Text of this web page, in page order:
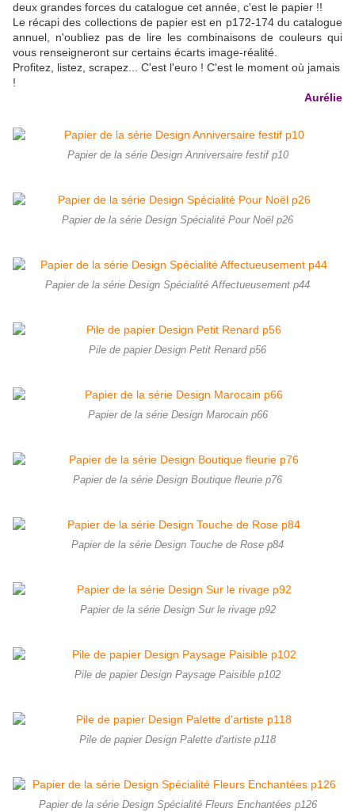
deux grandes forces du catalogue cet année, c'est le papier !!
Le récapi des collections de papier est en p172-174 du catalogue
annuel, n'oubliez pas de lire les combinaisons de couleurs qui
vous renseigneront sur certains écarts image-réalité.
Profitez, listez, scrapez... C'est l'euro ! C'est le moment où jamais
!
Aurélie
Papier de la série Design Anniversaire festif p10
Papier de la série Design Spécialité Pour Noël p26
Papier de la série Design Spécialité Affectueusement p44
Pile de papier Design Petit Renard p56
Papier de la série Design Marocain p66
Papier de la série Design Boutique fleurie p76
Papier de la série Design Touche de Rose p84
Papier de la série Design Sur le rivage p92
Pile de papier Design Paysage Paisible p102
Pile de papier Design Palette d'artiste p118
Papier de la série Design Spécialité Fleurs Enchantées p126